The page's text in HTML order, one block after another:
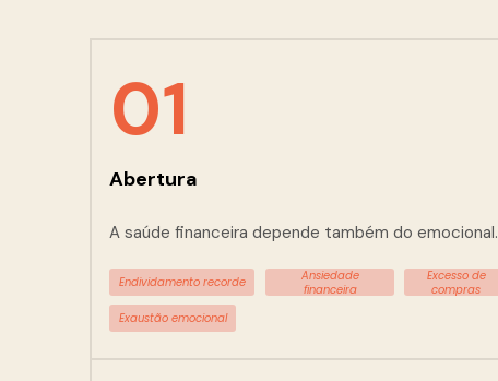
01
Abertura
A saúde financeira depende também do emocional.
Endividamento recorde
Ansiedade
financeira
Excesso de
compras
Exaustão emocional